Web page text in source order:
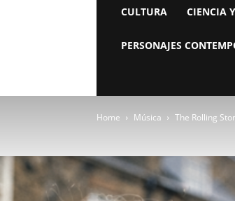
CULTURA CIENCIA
PERSONAJES
Home Música The Rolling